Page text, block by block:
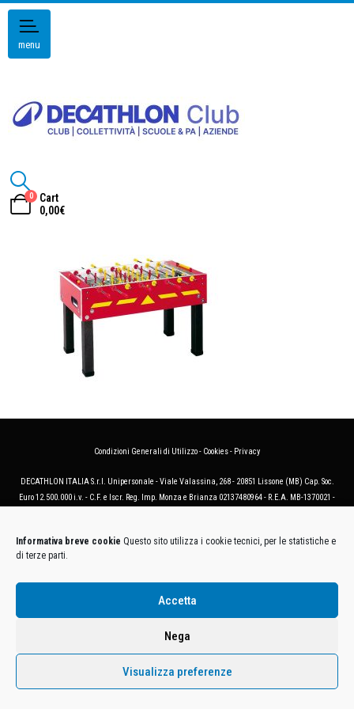
Informativa breve cookie Questo sito utilizza i cookie tecnici, per le statistiche e
di terze parti.
Accetta
Nega
Visualizza preferenze
menu
0
Cart
0,00€
Condizioni Generali di Utilizzo- Cookies- Privacy
DECATHLON ITALIA S.r.l. Unipersonale - Viale Valassina, 268 - 20851 Lissone (MB) Cap. Soc.
Euro 12.500.000 i.v. - C.F. e Iscr. Reg. Imp. Monza e Brianza 02137480964 - R.E.A. MB-1370021 -